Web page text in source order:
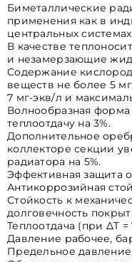
Биметаллические
применения как в
центральных
В качестве
и незамерзающие
Содержание
веществ не более 5
7 мг-экв/л и
Волнообразная
теплоотдачу на 3%.
Дополнительное
коллекторе секции
радиатора на 5%.
Эффективная защита
Антикоррозийная
Стойкость к
долговечность
Теплоотдача (при ∆T =
Давление рабочее,
Предельное